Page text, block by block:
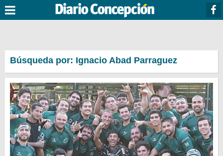
Búsqueda por: Ignacio Abad Parraguez